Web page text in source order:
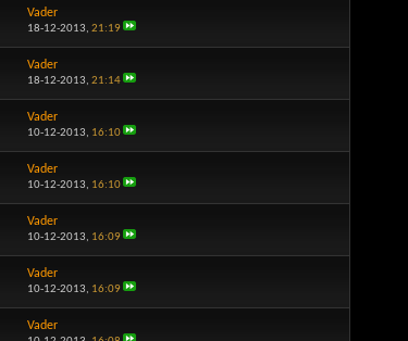
Vader
18-12-2013, 21:19
Vader
18-12-2013, 21:14
Vader
10-12-2013, 16:10
Vader
10-12-2013, 16:10
Vader
10-12-2013, 16:09
Vader
10-12-2013, 16:09
Vader